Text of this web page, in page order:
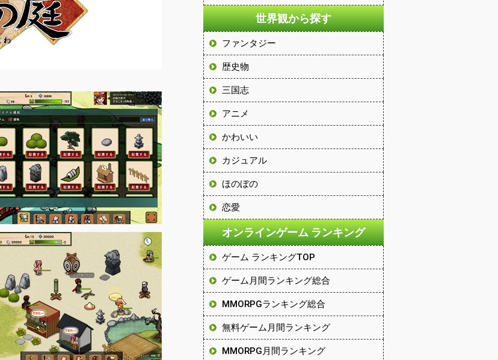
世界観から探す
ファンタジー
歴史物
三国志
アニメ
かわいい
カジュアル
ほのぼの
恋愛
オンラインゲーム ランキング
ゲーム ランキングTOP
ゲーム月間ランキング総合
MMORPGランキング総合
無料ゲーム月間ランキング
MMORPG月間ランキング